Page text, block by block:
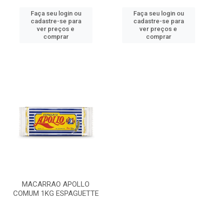
Faça seu login ou
cadastre-se para
ver preços e
comprar
Faça seu login ou
cadastre-se para
ver preços e
comprar
MACARRAO APOLLO
COMUM 1KG ESPAGUETTE